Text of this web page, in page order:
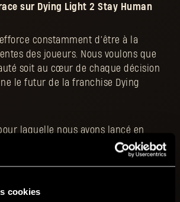
cookies
sur Dying Light 2 Stay Human
constamment d’être à la
des joueurs. Nous voulons que
soit au cœur de chaque décision
le futur de la franchise Dying
laquelle nous avons lancé en
de la section Idées de la
l’Avant-poste de Pèlerin. Depuis,
fonctionnalités, mécaniques,